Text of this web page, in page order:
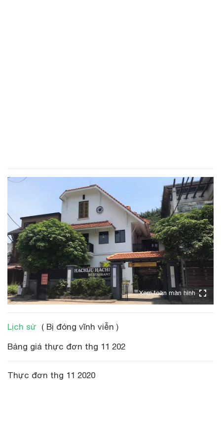
Xem toàn màn hình
Lịch sử ( Bị đóng vĩnh viễn )
Bảng giá thực đơn thg 11 202
Thực đơn thg 11 2020